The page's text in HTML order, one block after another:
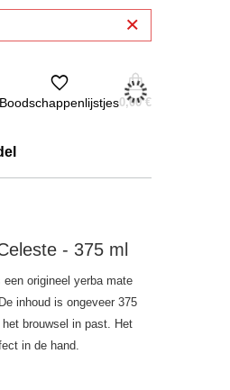
Boodschappenlijstjes0,00 €
- 375 ml
origineel yerba mate
inhoud is ongeveer 375
brouwsel in past. Het
in de hand.